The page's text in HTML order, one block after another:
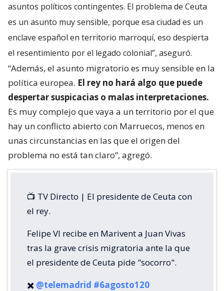
asuntos políticos contingentes. El problema de Ceuta
es un asunto muy sensible, porque esa ciudad es un
enclave español en territorio marroquí, eso despierta
el resentimiento por el legado colonial”, aseguró.
“Además, el asunto migratorio es muy sensible en la
política europea. El rey no hará algo que puede
despertar suspicacias o malas interpretaciones.
Es muy complejo que vaya a un territorio por el que
hay un conflicto abierto con Marruecos, menos en
unas circunstancias en las que el origen del
problema no está tan claro”, agregó.
📺 TV Directo | El presidente de Ceuta con
el rey.
Felipe VI recibe en Marivent a Juan Vivas
tras la grave crisis migratoria ante la que
el presidente de Ceuta pide "socorro".
✖️ @telemadrid #6agosto120